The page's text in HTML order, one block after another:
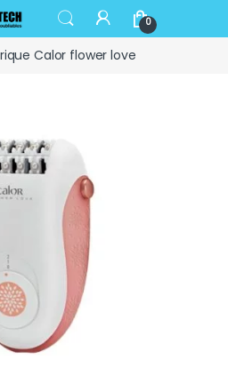
0
Calor flower love